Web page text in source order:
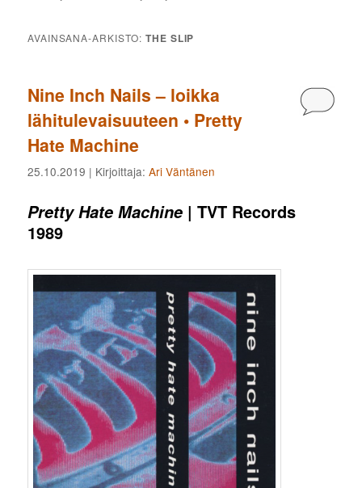
AVAINSANA-ARKISTO:THE SLIP
Nine Inch Nails – loikka
lähitulevaisuuteen • Pretty
Hate Machine
25.10.2019 | Kirjoittaja:Ari Väntänen
Pretty Hate Machine | TVT Records
1989